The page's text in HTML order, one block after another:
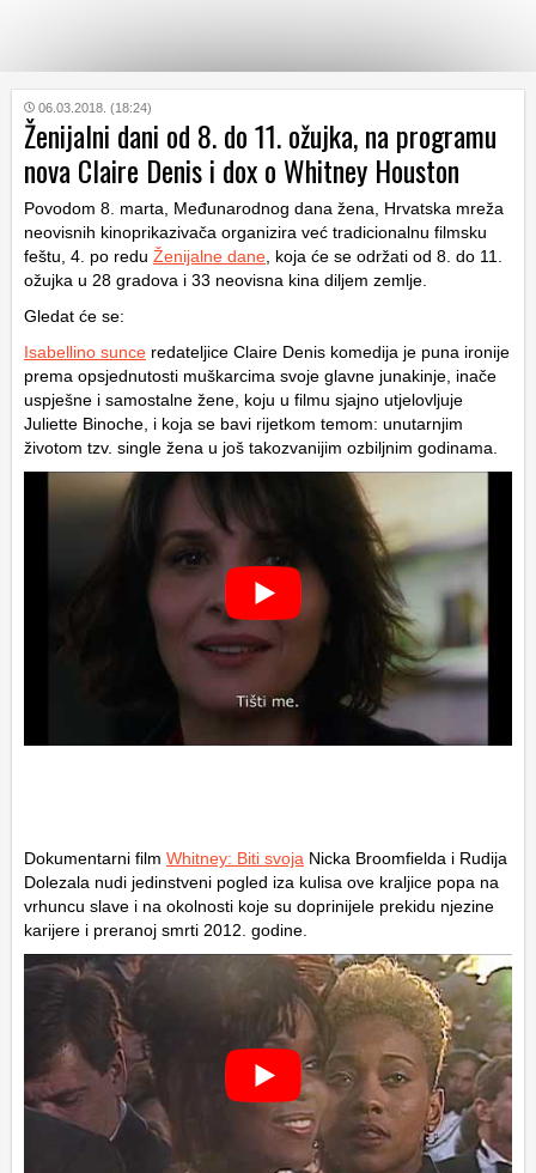
KATEGORIJE
HRVATSKI
06.03.2018. (18:24)
Ženijalni dani od 8. do 11. ožujka, na programu
nova Claire Denis i dox o Whitney Houston
Povodom 8. marta, Međunarodnog dana žena, Hrvatska mreža
neovisnih kinoprikazivača organizira već tradicionalnu filmsku
feštu, 4. po redu Ženijalne dane , koja će se održati od 8. do 11.
ožujka u 28 gradova i 33 neovisna kina diljem zemlje.
Gledat će se:
Isabellino sunce redateljice Claire Denis komedija je puna ironije
prema opsjednutosti muškarcima svoje glavne junakinje, inače
uspješne i samostalne žene, koju u filmu sjajno utjelovljuje
Juliette Binoche, i koja se bavi rijetkom temom: unutarnjim
životom tzv. single žena u još takozvanijim ozbiljnim godinama.
Dokumentarni film Whitney: Biti svoja Nicka Broomfielda i Rudija
Dolezala nudi jedinstveni pogled iza kulisa ove kraljice popa na
vrhuncu slave i na okolnosti koje su doprinijele prekidu njezine
karijere i preranoj smrti 2012. godine.